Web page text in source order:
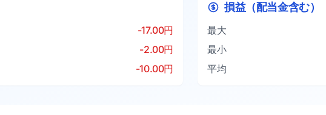
-17.00円
-2.00円
-10.00円
損益（配当金含む）
最大
最小
平均